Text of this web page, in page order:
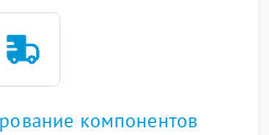
компонентов